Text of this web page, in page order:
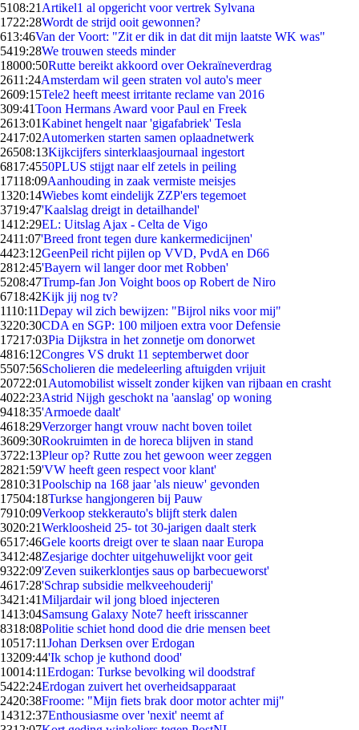
5108:21 Artikel1 al opgericht voor vertrek Sylvana
1722:28Wordt de strijd ooit gewonnen?
613:46Van der Voort: "Zit er dik in dat dit mijn laatste WK was"
5419:28We trouwen steeds minder
18000:50Rutte bereikt akkoord over Oekraïneverdrag
2611:24Amsterdam wil geen straten vol auto's meer
2609:15Tele2 heeft meest irritante reclame van 2016
309:41Toon Hermans Award voor Paul en Freek
2613:01Kabinet hengelt naar 'gigafabriek' Tesla
2417:02Automerken starten samen oplaadnetwerk
26508:13Kijkcijfers sinterklaasjournaal ingestort
6817:4550PLUS stijgt naar elf zetels in peiling
17118:09Aanhouding in zaak vermiste meisjes
1320:14Wiebes komt eindelijk ZZP'ers tegemoet
3719:47'Kaalslag dreigt in detailhandel'
1412:29EL: Uitslag Ajax - Celta de Vigo
2411:07'Breed front tegen dure kankermedicijnen'
4423:12GeenPeil richt pijlen op VVD, PvdA en D66
2812:45'Bayern wil langer door met Robben'
5208:47Trump-fan Jon Voight boos op Robert de Niro
6718:42Kijk jij nog tv?
1110:11Depay wil zich bewijzen: "Bijrol niks voor mij"
3220:30CDA en SGP: 100 miljoen extra voor Defensie
17217:03Pia Dijkstra in het zonnetje om donorwet
4816:12Congres VS drukt 11 septemberwet door
5507:56Scholieren die medeleerling aftuigden vrijuit
20722:01 Automobilist wisselt zonder kijken van rijbaan en crasht
4022:23Astrid Nijgh geschokt na 'aanslag' op woning
9418:35'Armoede daalt'
4618:29Verzorger hangt vrouw nacht boven toilet
3609:30Rookruimten in de horeca blijven in stand
3722:13Pleur op? Rutte zou het gewoon weer zeggen
2821:59'VW heeft geen respect voor klant'
2810:31Poolschip na 168 jaar 'als nieuw' gevonden
17504:18Turkse hangjongeren bij Pauw
7910:09Verkoop stekkerauto's blijft sterk dalen
3020:21Werkloosheid 25- tot 30-jarigen daalt sterk
6517:46Gele koorts dreigt over te slaan naar Europa
3412:48Zesjarige dochter uitgehuwelijkt voor geit
9322:09'Zeven suikerklontjes saus op barbecueworst'
4617:28'Schrap subsidie melkveehouderij'
3421:41Miljardair wil jong bloed injecteren
1413:04Samsung Galaxy Note7 heeft irisscanner
8318:08Politie schiet hond dood die drie mensen beet
10517:11Johan Derksen over Erdogan
13209:44'Ik schop je kuthond dood'
10014:11Erdogan: Turkse bevolking wil doodstraf
5422:24Erdogan zuivert het overheidsapparaat
2420:38Froome: "Mijn fiets brak door motor achter mij"
14312:37Enthousiasme over 'nexit' neemt af